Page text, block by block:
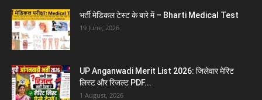
भर्ती मेडिकल टेस्ट के बारे में – Bharti Medical Test
19 June, 2026
UP Anganwadi Merit List 2026: जिलेवार मेरिट
लिस्ट और रिजल्ट PDF...
1 August, 2026